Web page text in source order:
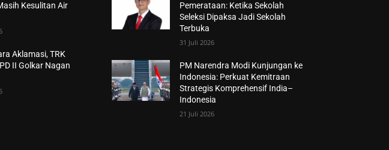
Kesulitan Air
Aklamasi, TRK
II Golkar Nagan
Pemerataan: Ketika Sekolah
Seleksi Dipaksa Jadi Sekolah
Terbuka
31 Juli 2026
PM Narendra Modi Kunjungan ke
Indonesia: Perkuat Kemitraan
Strategis Komprehensif India–
Indonesia
21 Juli 2026